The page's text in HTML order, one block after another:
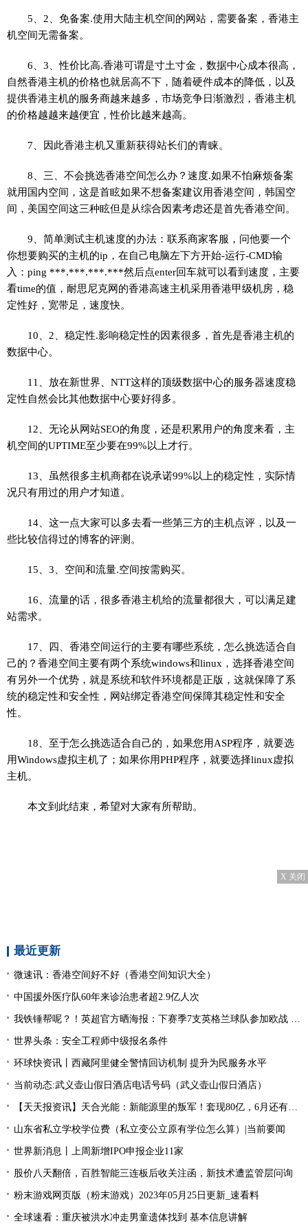
5、2、免备案.使用大陆主机空间的网站，需要备案，香港主
机空间无需备案。
6、3、性价比高.香港可谓是寸土寸金，数据中心成本很高，
自然香港主机的价格也就居高不下，随着硬件成本的降低，以及
提供香港主机的服务商越来越多，市场竞争日渐激烈，香港主机
的价格越越来越便宜，性价比越来越高。
7、因此香港主机又重新获得站长们的青睐。
8、三、不会挑选香港空间怎么办？速度.如果不怕麻烦备案
就用国内空间，这是首眩如果不想备案建议用香港空间，韩国空
间，美国空间这三种眩但是从综合因素考虑还是首先香港空间。
9、简单测试主机速度的办法：联系商家客服，问他要一个
你想要购买的主机的ip，在自己电脑左下方开始-运行-CMD输
入：ping ***.***.***.***然后点enter回车就可以看到速度，主要
看time的值，耐思尼克网的香港高速主机采用香港甲级机房，稳
定性好，宽带足，速度快。
10、2、稳定性.影响稳定性的因素很多，首先是香港主机的
数据中心。
11、放在新世界、NTT这样的顶级数据中心的服务器速度稳
定性自然会比其他数据中心要好得多。
12、无论从网站SEO的角度，还是积累用户的角度来看，主
机空间的UPTIME至少要在99%以上才行。
13、虽然很多主机商都在说承诺99%以上的稳定性，实际情
况只有用过的用户才知道。
14、这一点大家可以多去看一些第三方的主机点评，以及一
些比较信得过的博客的评测。
15、3、空间和流量.空间按需购买。
16、流量的话，很多香港主机给的流量都很大，可以满足建
站需求。
17、四、香港空间运行的主要有哪些系统，怎么挑选适合自
己的？香港空间主要有两个系统windows和linux，选择香港空间
有另外一个优势，就是系统和软件环境都是正版，这就保障了系
统的稳定性和安全性，网站绑定香港空间保障其稳定性和安全
性。
18、至于怎么挑选适合自己的，如果您用ASP程序，就要选
用Windows虚拟主机了；如果你用PHP程序，就要选择linux虚拟
主机。
本文到此结束，希望对大家有所帮助。
X 关闭
最近更新
微速讯：香港空间好不好（香港空间知识大全）
中国援外医疗队60年来诊治患者超2.9亿人次
我铁锤帮呢？！英超官方晒海报：下赛季7支英格兰球队参加欧战 全球新动态
世界头条：安全工程师中级报名条件
环球快资讯丨西藏阿里健全警情回访机制 提升为民服务水平
当前动态:武义壶山假日酒店电话号码（武义壶山假日酒店）
【天天报资讯】天合光能：新能源里的叛军！套现80亿，6月还有一个大雷
山东省私立学校学位费（私立变公立原有学位怎么算）|当前要闻
世界新消息丨上周新增IPO申报企业11家
股价八天翻倍，百胜智能三连板后收关注函，新技术遭监管层问询
粉末游戏网页版（粉末游戏）2023年05月25日更新_速看料
全球速看：重庆被洪水冲走男童遗体找到 基本信息讲解